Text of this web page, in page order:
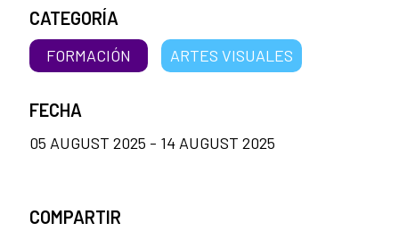
CATEGORÍA
FORMACIÓN ARTES VISUALES
FECHA
05 AUGUST 2025 - 14 AUGUST 2025
COMPARTIR